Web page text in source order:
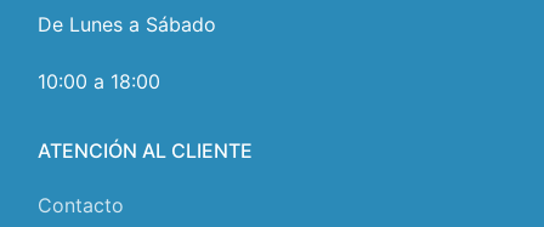
De Lunes a Sábado
10:00 a 18:00
ATENCIÓN AL CLIENTE
Contacto